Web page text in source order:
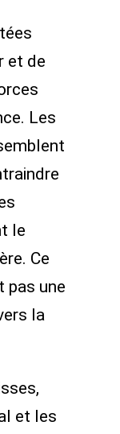
et de
Les
le
Ce
pas une
la
et les